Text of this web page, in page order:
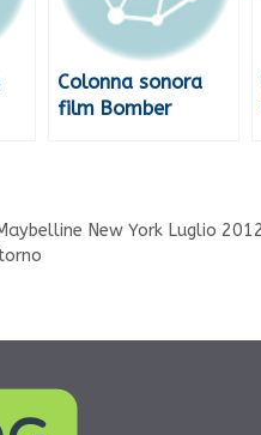
Colonna sonora
film Bomber
New York Luglio 2012